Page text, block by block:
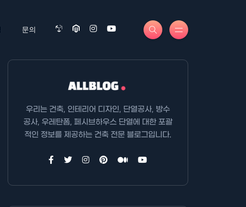
문의
우리는 건축, 인테리어 디자인, 단열공사, 방수
공사, 우레탄폼, 페시브하우스 단열에 대한 포괄
적인 정보를 제공하는 건축 전문 블로그입니다.